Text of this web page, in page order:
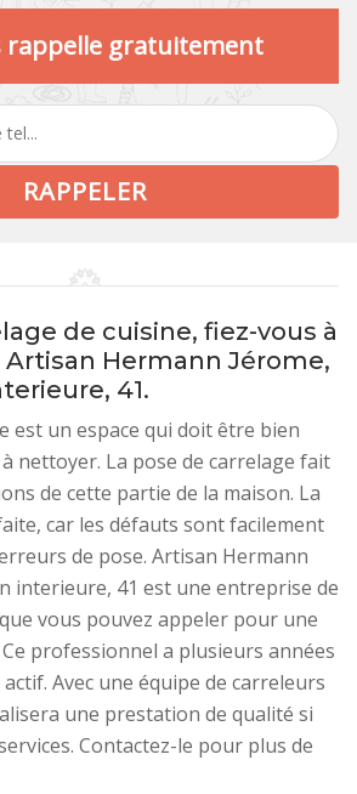
rappelle gratuitement
de cuisine, fiez-vous à
Artisan Hermann Jérome,
41.
est un espace qui doit être bien
nettoyer. La pose de carrelage fait
de cette partie de la maison. La
car les défauts sont facilement
de pose. Artisan Hermann
interieure, 41 est une entreprise de
vous pouvez appeler pour une
professionnel a plusieurs années
actif. Avec une équipe de carreleurs
une prestation de qualité si
Contactez-le pour plus de